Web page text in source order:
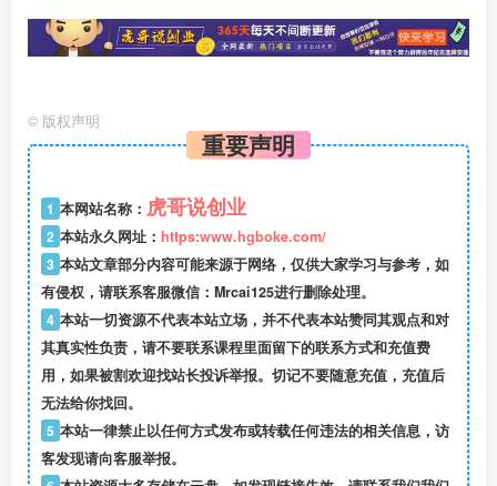
© 版权声明
重要声明
1 本网站名称： 虎哥说创业
2 本站永久网址： https:www.hgboke.com/
3 本站文章部分内容可能来源于网络，仅供大家学习与参考，如
有侵权，请联系客服微信：Mrcai125进行删除处理。
4 本站一切资源不代表本站立场，并不代表本站赞同其观点和对
其真实性负责，请不要联系课程里面留下的联系方式和充值费
用，如果被割欢迎找站长投诉举报。切记不要随意充值，充值后
无法给你找回。
5 本站一律禁止以任何方式发布或转载任何违法的相关信息，访
客发现请向客服举报。